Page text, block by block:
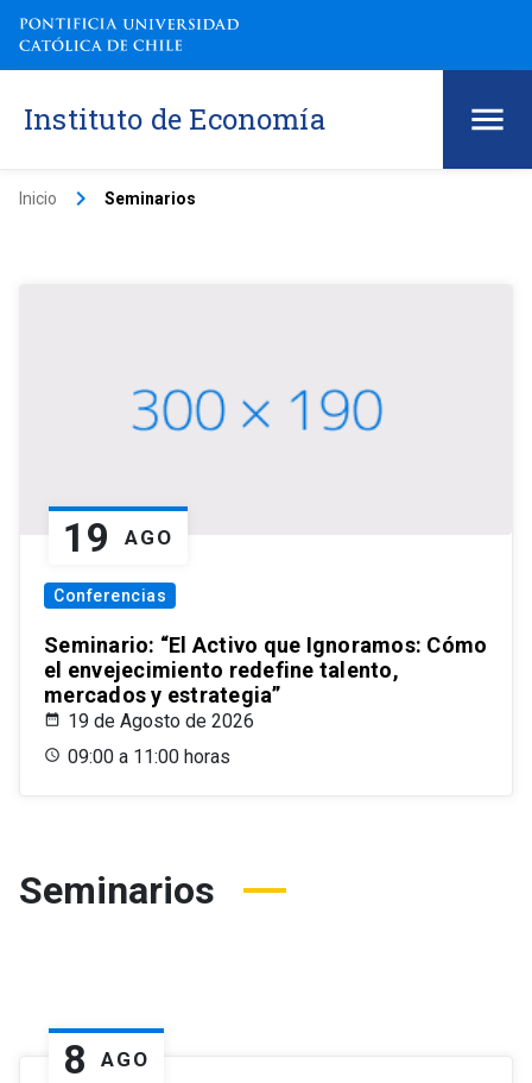
Instituto de Economía
Inicio keyboard_arrow_right Seminarios
19 AGO
Conferencias
Seminario: “El Activo que Ignoramos: Cómo
el envejecimiento redefine talento,
mercados y estrategia”
19 de Agosto de 2026
09:00 a 11:00 horas
Seminarios
8 AGO